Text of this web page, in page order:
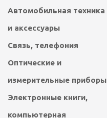
для упаковки
Автомобильная техника
и аксессуары
Связь, телефония
Оптические и
измерительные приборы
Электронные книги,
компьютерная